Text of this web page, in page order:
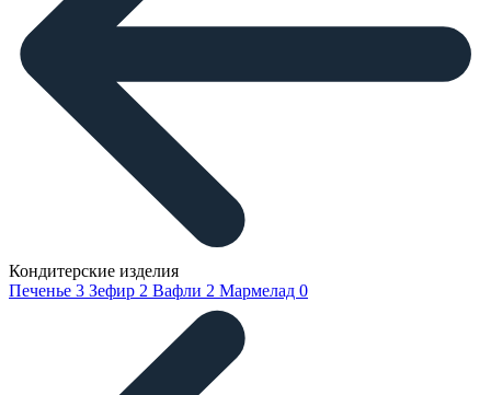
Кондитерские изделия
Печенье 3 Зефир 2 Вафли 2 Мармелад 0